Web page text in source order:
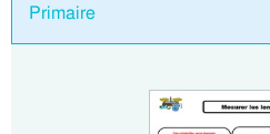
Primaire